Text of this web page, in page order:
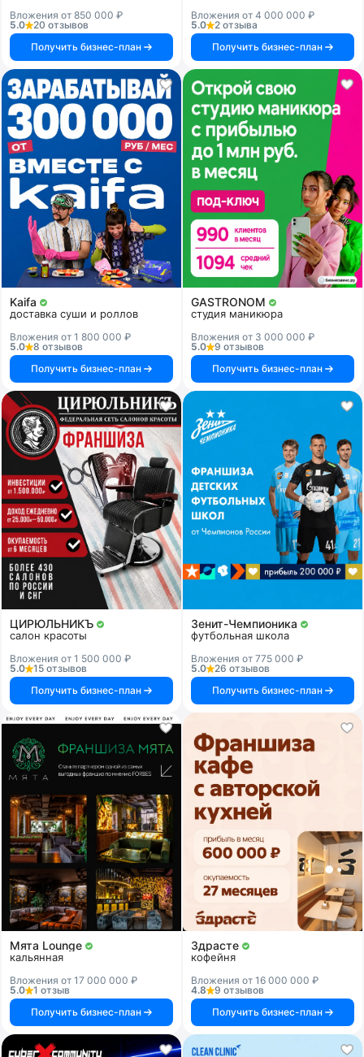
Вложения от 850 000 ₽
5.0
20 отзывов
Получить бизнес-план
Вложения от 4 000 000 ₽
5.0
2 отзыва
Получить бизнес-план
Kaifa
доставка суши и роллов
Вложения от 1 800 000 ₽
5.0
8 отзывов
Получить бизнес-план
GASTRONOM
студия маникюра
Вложения от 3 000 000 ₽
5.0
9 отзывов
Получить бизнес-план
ЦИРЮЛЬНИКЪ
салон красоты
Вложения от 1 500 000 ₽
5.0
15 отзывов
Получить бизнес-план
Зенит-Чемпионика
футбольная школа
Вложения от 775 000 ₽
5.0
26 отзывов
Получить бизнес-план
Мята Lounge
кальянная
Вложения от 17 000 000 ₽
5.0
1 отзыв
Получить бизнес-план
Здрасте
кофейня
Вложения от 16 000 000 ₽
4.8
9 отзывов
Получить бизнес-план